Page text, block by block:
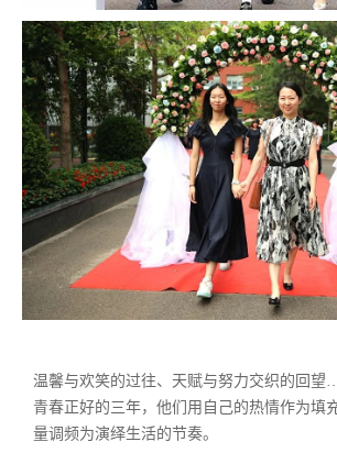
温馨与欢笑的过往、天赋与努力交织的回
青春正好的三年，他们用自己的热情作为填
量调频为演绎生活的节奏。